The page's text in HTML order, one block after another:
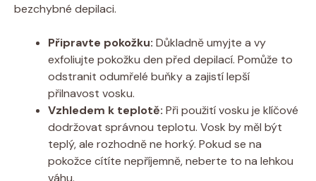
bezchybné depilaci.
Připravte pokožku: Důkladně umyjte a vy
exfoliujte pokožku den před depilací. Pomůže to
odstranit odumřelé buňky a zajistí lepší
přilnavost vosku.
Vzhledem k teplotě: Při použití vosku je klíčové
dodržovat správnou teplotu. Vosk by měl být
teplý, ale rozhodně ne horký. Pokud se na
pokožce cítíte nepříjemně, neberte to na lehkou
váhu.